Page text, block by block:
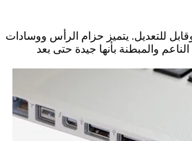
للتعديل. يتميز حزام الرأس ووسادات
والمبطنة بأنها جيدة حتى بعد